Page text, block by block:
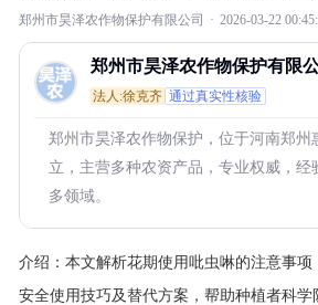
郑州市昊泽农作物保护有限公司 · 2026-03-22
郑州市昊泽农作物保护有限
法人:徐克齐 通过真实性核验
郑州市昊泽农作物保护，位于河南郑州
立，主营多种农资产品，专业权威，经
多领域。
介绍： 本文解析花期使用吡虫啉的注意事项
安全使用技巧及替代方案，帮助种植者科学